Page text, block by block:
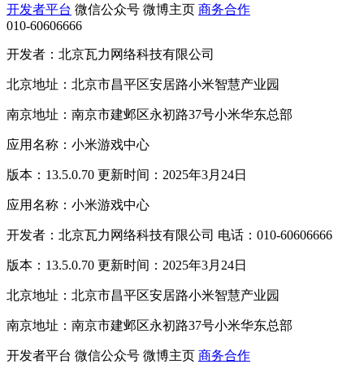
开发者平台 微信公众号 微博主页 商务合作
010-60606666
开发者：北京瓦力网络科技有限公司
北京地址：北京市昌平区安居路小米智慧产业园
南京地址：南京市建邺区永初路37号小米华东总部
应用名称：小米游戏中心
版本：13.5.0.70 更新时间：2025年3月24日
应用名称：小米游戏中心
开发者：北京瓦力网络科技有限公司 电话：010-60606666
版本：13.5.0.70 更新时间：2025年3月24日
北京地址：北京市昌平区安居路小米智慧产业园
南京地址：南京市建邺区永初路37号小米华东总部
开发者平台 微信公众号 微博主页 商务合作